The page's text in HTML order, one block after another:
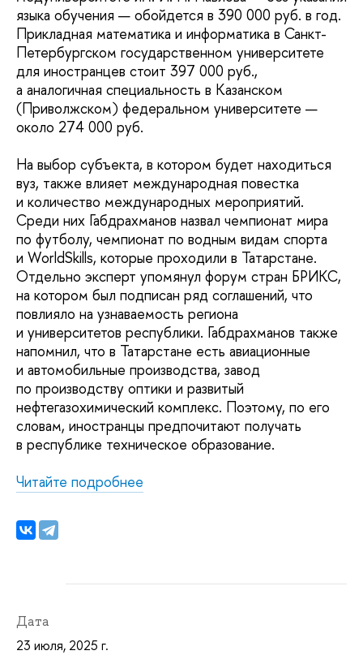
языка обучения — обойдется в 390 000 руб. в год.
Прикладная математика и информатика в Санкт-
Петербургском государственном университете
для иностранцев стоит 397 000 руб.,
а аналогичная специальность в Казанском
(Приволжском) федеральном университете —
около 274 000 руб.
На выбор субъекта, в котором будет находиться
вуз, также влияет международная повестка
и количество международных мероприятий.
Среди них Габдрахманов назвал чемпионат мира
по футболу, чемпионат по водным видам спорта
и WorldSkills, которые проходили в Татарстане.
Отдельно эксперт упомянул форум стран БРИКС,
на котором был подписан ряд соглашений, что
повлияло на узнаваемость региона
и университетов республики. Габдрахманов также
напомнил, что в Татарстане есть авиационные
и автомобильные производства, завод
по производству оптики и развитый
нефтегазохимический комплекс. Поэтому, по его
словам, иностранцы предпочитают получать
в республике техническое образование.
Читайте подробнее
Дата
23 июля, 2025 г.